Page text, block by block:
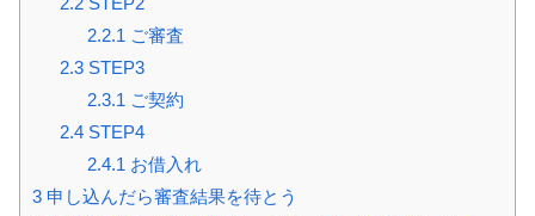
2.2.1 ご審査
2.3STEP3
2.3.1 ご契約
2.4STEP4
2.4.1 お借入れ
3 申し込んだら審査結果を待とう